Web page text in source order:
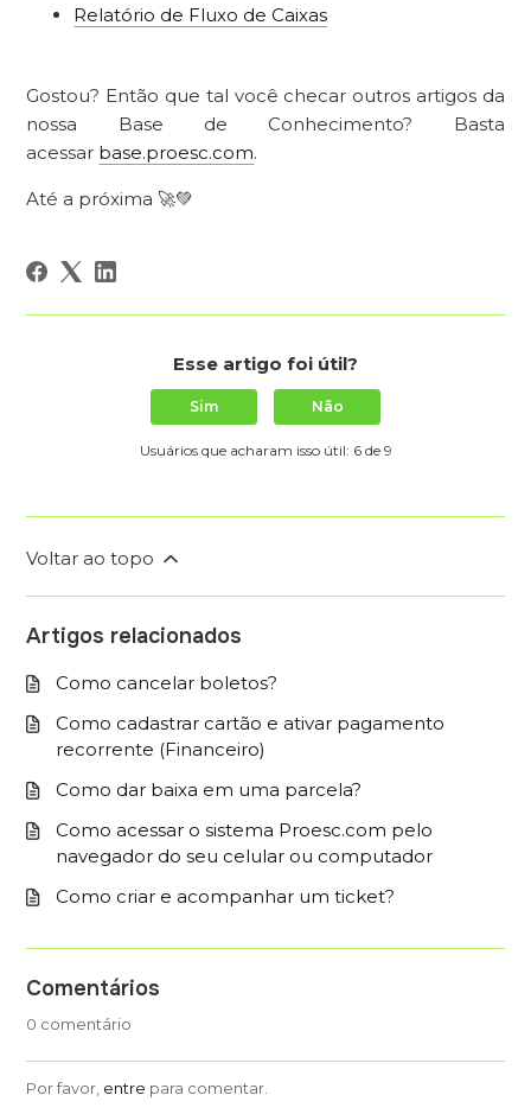
Relatório de Fluxo de Caixas
Gostou? Então que tal você checar outros artigos da
nossa Base de Conhecimento? Basta
acessar base.proesc.com.
Até a próxima 🚀💚
Esse artigo foi útil?
Sim Não
Usuários que acharam isso útil: 6 de 9
Voltar ao topo
Artigos relacionados
Como cancelar boletos?
Como cadastrar cartão e ativar pagamento
recorrente (Financeiro)
Como dar baixa em uma parcela?
Como acessar o sistema Proesc.com pelo
navegador do seu celular ou computador
Como criar e acompanhar um ticket?
Comentários
0 comentário
Por favor, entre para comentar.